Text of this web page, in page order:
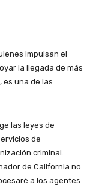
impulsan el
la llegada de más
una de las
las leyes de
de
criminal.
de California no
a los agentes